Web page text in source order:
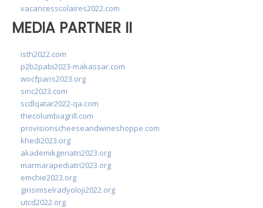
vacancesscolaires2022.com
MEDIA PARTNER II
isth2022.com
p2b2pabi2023-makassar.com
wocfparis2023.org
sinc2023.com
scdlqatar2022-qa.com
thecolumbiagrill.com
provisionscheeseandwineshoppe.com
khedi2023.org
akademikgeriatri2023.org
marmarapediatri2023.org
emchie2023.org
girisimselradyoloji2022.org
utcd2022.org